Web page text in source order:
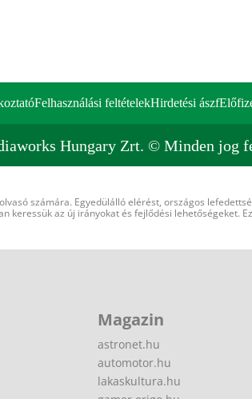
Felhasználási feltételekHirdetési ászf
Hungary Zrt. © Minden jog
számára. Egyedülálló elérést, országos
keressük az új irányokat és fejlődési lehetőségeket.
Magazin
astronet.hu
automotor.hu
lakaskultura.hu